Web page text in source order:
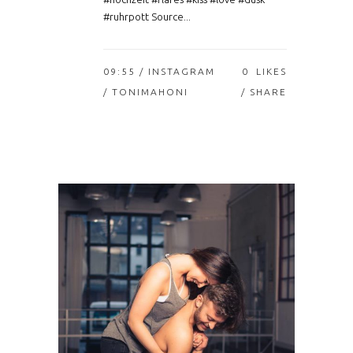
#ruhrpott Source...
09:55 / INSTAGRAM
/ TONIMAHONI
0
LIKES
SHARE